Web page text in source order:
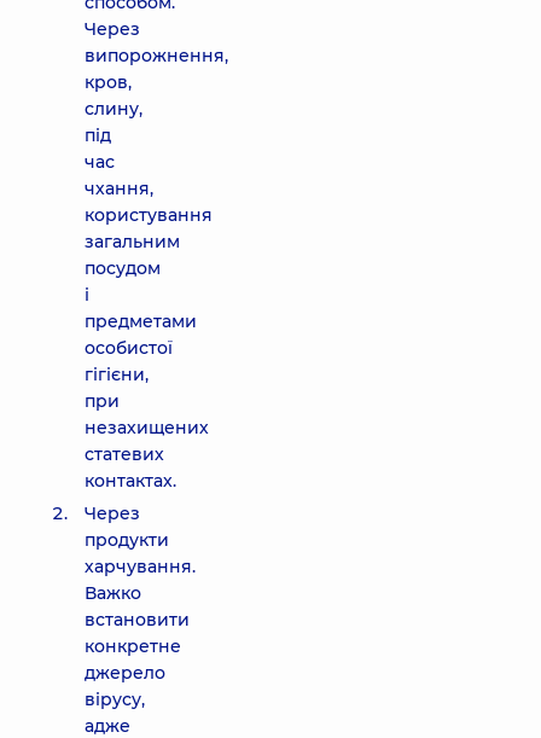
Через
випорожнення,
кров,
слину,
під
час
чхання,
користування
загальним
посудом
і
предметами
особистої
гігієни,
при
незахищених
статевих
контактах.
Через
продукти
харчування.
Важко
встановити
конкретне
джерело
вірусу,
адже